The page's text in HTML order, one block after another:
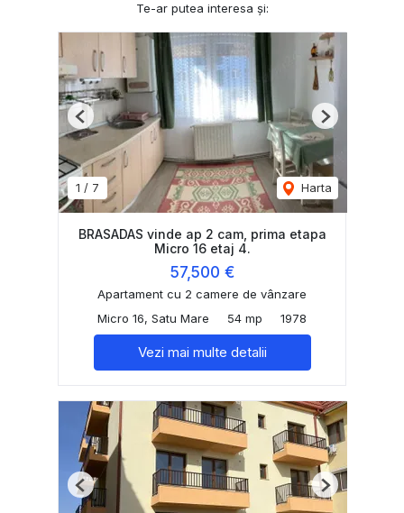
Te-ar putea interesa și:
1 / 7 Harta
Previous Next
BRASADAS vinde ap 2 cam, prima etapa
Micro 16 etaj 4.
57,500 €
Apartament cu 2 camere de vânzare
Micro 16, Satu Mare
54 mp 1978
Vezi mai multe detalii
Previous Next